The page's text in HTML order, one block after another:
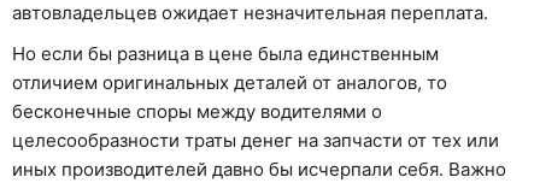
автовладельцев ожидает незначительная переплата.
Но если бы разница в цене была единственным
отличием оригинальных деталей от аналогов, то
бесконечные споры между водителями о
целесообразности траты денег на запчасти от тех или
иных производителей давно бы исчерпали себя. Важно